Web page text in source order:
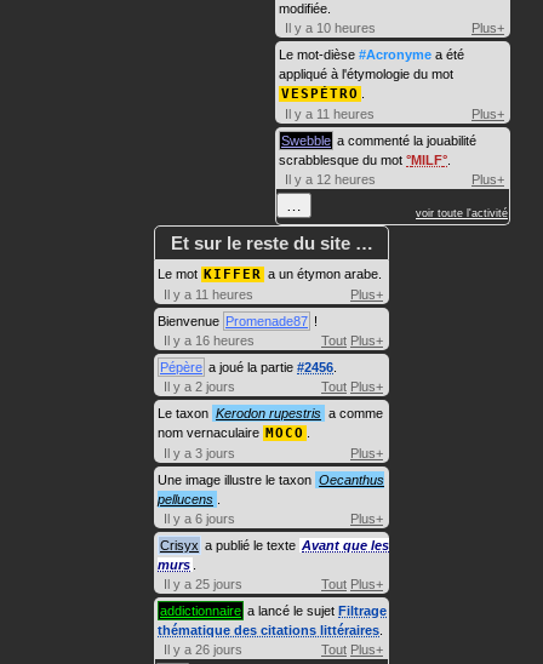
modifiée.
Il y a 10 heures
Plus+
Le mot-dièse #Acronyme a été
appliqué à l'étymologie du mot
VESPÉTRO
Il y a 11 heures
Plus+
Swebble a commenté la jouabilité
scrabblesque du mot MILF
Il y a 12 heures
Plus+
… voir toute l'activité
Et sur le reste du site …
Le mot KIFFER a un étymon arabe.
Il y a 11 heures
Plus+
Bienvenue Promenade87 !
Il y a 16 heures
Tout Plus+
Pépère a joué la partie #2456
Il y a 2 jours
Tout Plus+
Le taxon Kerodon rupestris a comme
nom vernaculaire MOCO
Il y a 3 jours
Plus+
Une image illustre le taxon Oecanthus
pellucens
Il y a 6 jours
Plus+
Crisyx a publié le texte Avant que les
murs
Il y a 25 jours
Tout Plus+
addictionnaire a lancé le sujet Filtrage
thématique des citations littéraires
Il y a 26 jours
Tout Plus+